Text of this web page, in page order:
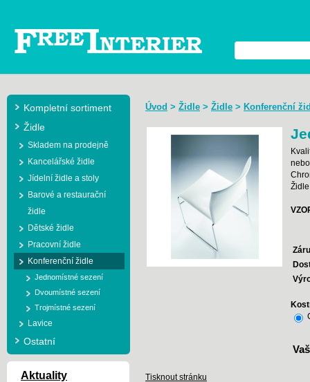
Kompletní sortiment
Židle
Skladem na prodejně
Kancelářské židle
Jídelní židle a stoly
Barové a restaurační
židle
Dětské židle
Pracovní židle
Konferenční židle
Jednomístné sezení
Dvoumístné sezení
Trojmístné sezení
Lavice
Ostatní
Aktuality
Úvod > Židle > Židle > Konferenční
Tisknout stránku